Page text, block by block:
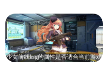
少女前线ksg的属性是否适合当前游戏